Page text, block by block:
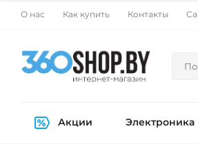
О нас Как купить Контакты
Акции Электроника